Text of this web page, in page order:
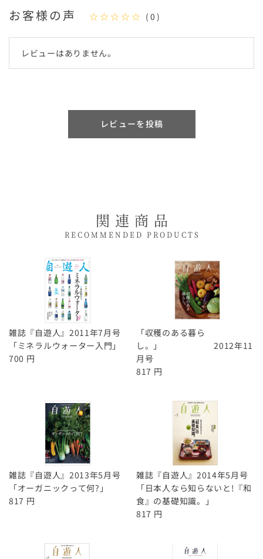
お客様の声 ☆☆☆☆☆ (0)
レビューはありません。
レビューを投稿
関連商品
RECOMMENDED PRODUCTS
雑誌『自遊人』2011年7月号
「ミネラルウォーター入門」
700 円
「収穫のある暮ら
し。」 2012年11
月号
817 円
雑誌『自遊人』2013年5月号
「オーガニックって何?」
817 円
雑誌『自遊人』2014年5月号
「日本人なら知らないと!『和
食』の基礎知識。」
817 円